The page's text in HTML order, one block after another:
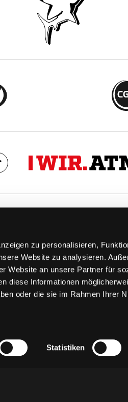
zu personalisieren,
Website zu analysieren.
Website an unsere Partner für
diese Informationen
oder die sie im Rahmen Ihrer
Statistiken
Ab aufs Eis!
HAIE KIDS CLUB
Engagement
Goldenen Haie